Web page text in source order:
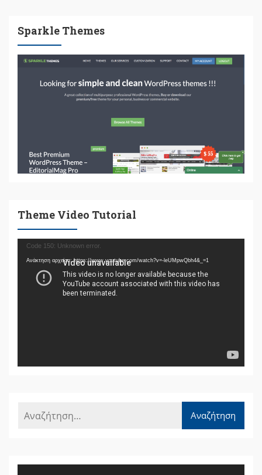
Sparkle Themes
Theme Video Tutorial
Πρόγραμμα
Αναπαραγωγής
Βίντεο
Code 150: Unknown error.
Ανάκτηση αρχείου: https://www.youtube.com/watch?v=-leUMpwQbh4&_=1